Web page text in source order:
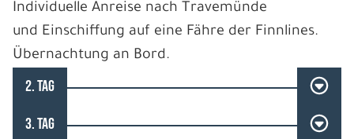
Individuelle Anreise nach Travemünde
und Einschiffung auf eine Fähre der Finnlines.
Übernachtung an Bord.
2. TAG
3. TAG